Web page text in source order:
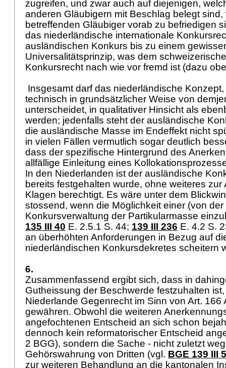
zugreifen, und zwar auch auf diejenigen,
anderen Gläubigern mit Beschlag belegt
betreffenden Gläubiger vorab zu befriedigen
das niederländische internationale
ausländischen Konkurs bis zu einem
Universalitätsprinzip, was dem
Konkursrecht nach wie vor fremd ist (dazu
Insgesamt darf das niederländische
technisch in grundsätzlicher Weise von
unterscheidet, in qualitativer Hinsicht als
werden; jedenfalls steht der ausländische
die ausländische Masse im Endeffekt nicht
in vielen Fällen vermutlich sogar deutlich
dass der spezifische Hintergrund des
allfällige Einleitung eines
In den Niederlanden ist der ausländische
bereits festgehalten wurde, ohne weiteres zur
Klagen berechtigt. Es wäre unter dem
stossend, wenn die Möglichkeit einer (von
Konkursverwaltung der Partikularmasse
135 III 40 E. 2.5.1 S. 44; 139 III 236 E. 4.2 S.
an überhöhten Anforderungen in Bezug auf
niederländischen Konkursdekretes scheitern
6.
Zusammenfassend ergibt sich, dass in
Gutheissung der Beschwerde festzuhalten
Niederlande Gegenrecht im Sinn von Art. 166
gewähren. Obwohl die weiteren
angefochtenen Entscheid an sich schon
dennoch kein reformatorischer Entscheid
2 BGG), sondern die Sache - nicht zuletzt
Gehörswahrung von Dritten (vgl. BGE 139 III
zur weiteren Behandlung an die kantonalen